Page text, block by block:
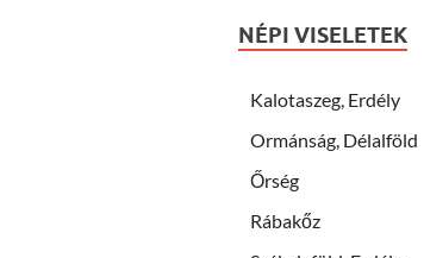
NÉPI VISELETEK
Kalotaszeg, Erdély
Ormánság, Délalföld
Őrség
Rábakőz